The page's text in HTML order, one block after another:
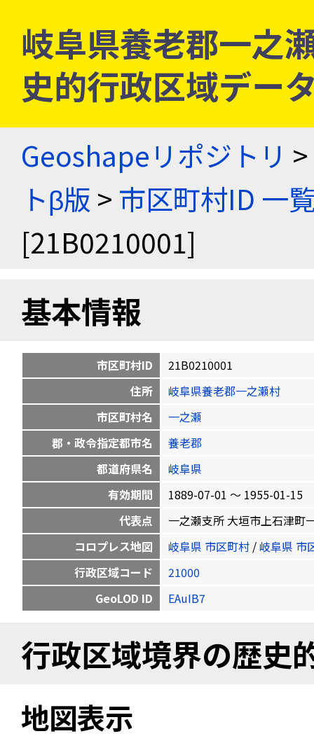
岐阜県養老郡一之
史的行政区域デー
Geoshapeリポジトリ >
トβ版 > 市区町村ID 一
[21B0210001]
基本情報
市区町村ID
21B0210001
住所
岐阜県養老郡一之瀬村
市区町村名
一之瀬
郡・政令指定都市名
養老郡
都道府県名
岐阜県
有効期間
1889-07-01 〜 1955-01-15
代表点
一之瀬支所 大垣市上石津町
コロプレス地図
岐阜県 市区町村 /岐阜県 市
行政区域コード
21000
GeoLOD ID
EAuIB7
行政区域境界の歴史
地図表示